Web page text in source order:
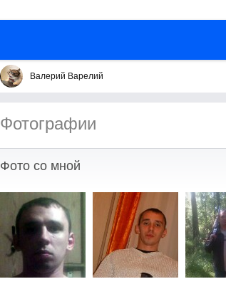
Валерий Варелий
Фотографии
Фото со мной